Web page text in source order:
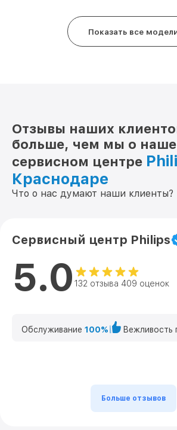
Показать все
Отзывы наших
больше, чем мы о
сервисном центре
Краснодаре
Что о нас думают наши клиенты?
Сервисный центр Philips
5.0 132 отзыва 409 оценок
Обслуживание 100% Вежливость
Больше отзывов